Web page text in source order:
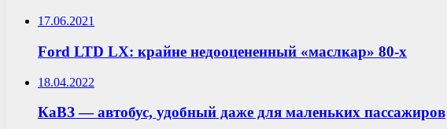
17.06.2021
Ford LTD LX: крайне недооцененный «маслкар» 80-х
18.04.2022
КаВЗ — автобус, удобный даже для маленьких пассажиров